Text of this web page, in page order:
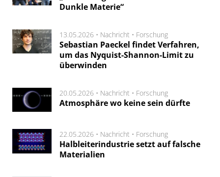
Dunkle Materie“
13.05.2026 • Nachricht • Forschung
Sebastian Paeckel findet Verfahren,
um das Nyquist-Shannon-Limit zu
überwinden
20.05.2026 • Nachricht • Forschung
Atmosphäre wo keine sein dürfte
22.05.2026 • Nachricht • Forschung
Halbleiterindustrie setzt auf falsche
Materialien